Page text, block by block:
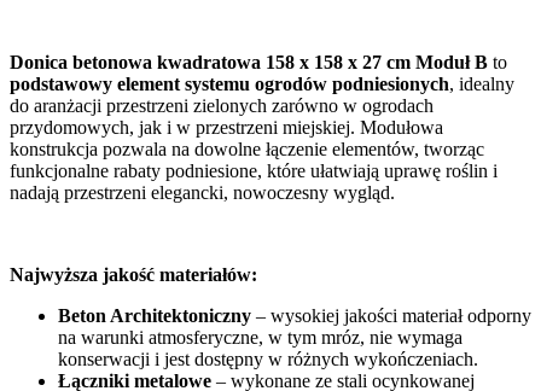
Donica betonowa kwadratowa 158 x 158 x 27 cm Moduł B to
podstawowy element systemu ogrodów podniesionych, idealny
do aranżacji przestrzeni zielonych zarówno w ogrodach
przydomowych, jak i w przestrzeni miejskiej. Modułowa
konstrukcja pozwala na dowolne łączenie elementów, tworząc
funkcjonalne rabaty podniesione, które ułatwiają uprawę roślin i
nadają przestrzeni elegancki, nowoczesny wygląd.
Najwyższa jakość materiałów:
Beton Architektoniczny – wysokiej jakości materiał odporny
na warunki atmosferyczne, w tym mróz, nie wymaga
konserwacji i jest dostępny w różnych wykończeniach.
Łączniki metalowe – wykonane ze stali ocynkowanej